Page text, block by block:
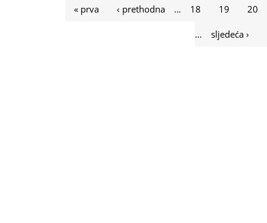
Stranice
« prva ‹ prethodna … 18 19 20
… sljedeća ›